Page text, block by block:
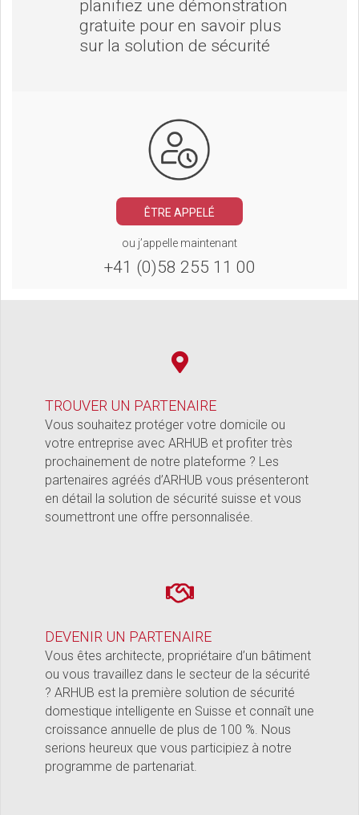
planifiez une démonstration
gratuite pour en savoir plus
sur la solution de sécurité
ÊTRE APPELÉ
ou j’appelle maintenant
+41 (0)58 255 11 00
TROUVER UN PARTENAIRE
Vous souhaitez protéger votre domicile ou
votre entreprise avec ARHUB et profiter très
prochainement de notre plateforme ? Les
partenaires agréés d’ARHUB vous présenteront
en détail la solution de sécurité suisse et vous
soumettront une offre personnalisée.
DEVENIR UN PARTENAIRE
Vous êtes architecte, propriétaire d’un bâtiment
ou vous travaillez dans le secteur de la sécurité
? ARHUB est la première solution de sécurité
domestique intelligente en Suisse et connaît une
croissance annuelle de plus de 100 %. Nous
serions heureux que vous participiez à notre
programme de partenariat.